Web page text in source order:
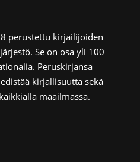
perustettu kirjailijoiden
Se on osa yli 100
Peruskirjansa
kirjallisuutta sekä
maailmassa.